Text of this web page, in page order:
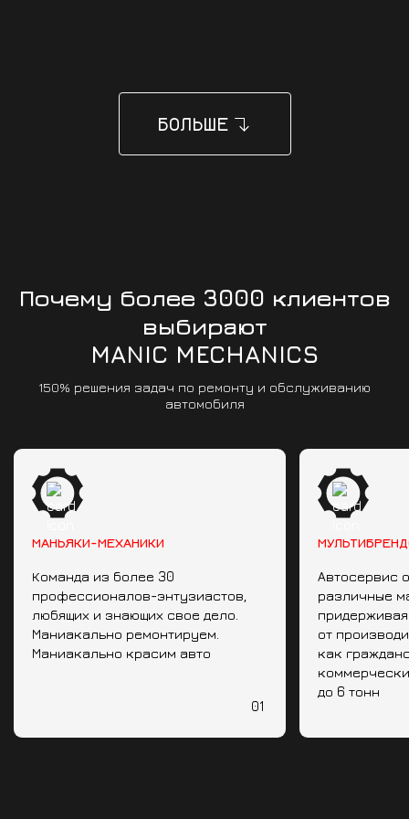
БОЛЬШЕ
Почему более 3000 клиентов
выбирают
MANIC MECHANICS
150% решения задач по ремонту и обслуживанию
автомобиля
МАНЬЯКИ-МЕХАНИКИ
Команда из более 30
профессионалов-энтузиастов,
любящих и знающих свое дело.
Маниакально ремонтируем.
Маниакально красим авто
01
Автосервис
различные
от
как
до 6 тонн